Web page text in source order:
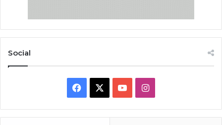
Social
Facebook YouTubeInstagram